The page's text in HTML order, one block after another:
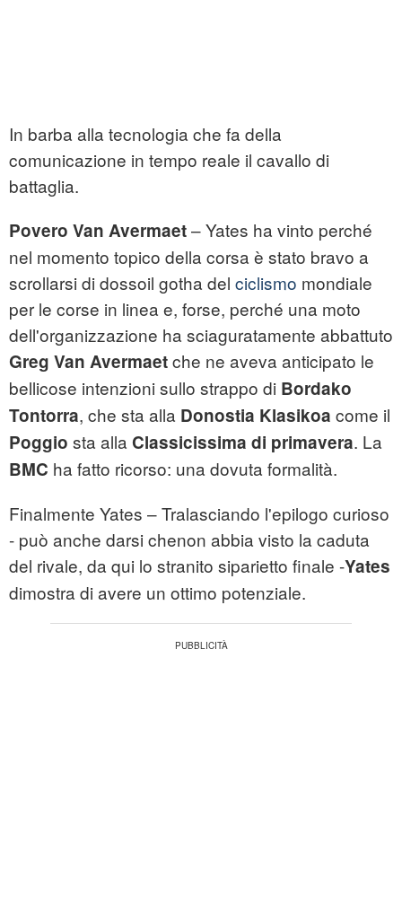
In barba alla tecnologia che fa della
comunicazione in tempo reale il cavallo di
battaglia.
Povero Van Avermaet– Yates ha vinto perché
nel momento topico della corsa è stato bravo a
scrollarsi di dossoil gotha del ciclismo mondiale
per le corse in linea e, forse, perché una moto
dell'organizzazione ha sciaguratamente abbattuto
Greg Van Avermaetche ne aveva anticipato le
bellicose intenzioni sullo strappo di Bordako
Tontorra, che sta alla Donostia Klasikoa come il
Poggio sta alla Classicissima di primavera. La
BMC ha fatto ricorso: una dovuta formalità.
Finalmente Yates – Tralasciando l'epilogo curioso
- può anche darsi chenon abbia visto la caduta
del rivale, da qui lo stranito siparietto finale -Yates
dimostra di avere un ottimo potenziale.